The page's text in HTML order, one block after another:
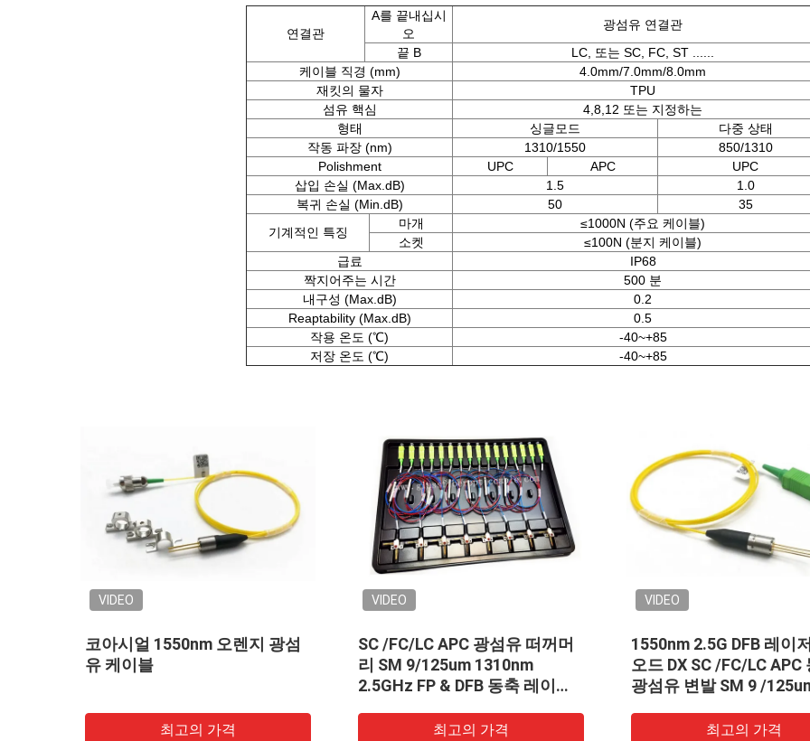
연결관
A를 끝내십시
오
광섬유 연결관
끝 B
LC, 또는 SC, FC, ST ......
케이블 직경 (mm)
4.0mm/7.0mm/8.0mm
재킷의 물자
TPU
섬유 핵심
4,8,12 또는 지정하는
형태
싱글모드
다중 상태
작동 파장 (nm)
1310/1550
850/1310
Polishment
UPC APC
UPC
삽입 손실 (Max.dB)
1.5
1.0
복귀 손실 (Min.dB)
50
35
기계적인 특징
마개
≤1000N (주요 케이블)
소켓
≤100N (분지 케이블)
급료
IP68
짝지어주는 시간
500 분
내구성 (Max.dB)
0.2
Reaptability (Max.dB)
0.5
작용 온도 (℃)
-40~+85
저장 온도 (℃)
-40~+85
VIDEO
SC /FC/LC APC 광섬유 떠꺼머
리 SM 9/125um 1310nm
최고의 가격
VIDEO
1550nm 2.5G DFB 레이저 다이
오드 DX SC /FC/LC APC 동축
광섬유 변발 SM 9 /125um
최고의 가격
VIDEO
1310nm 1550nm 광섬
일
최고의 가격